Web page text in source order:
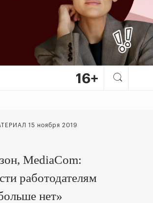
15 ноября 2019
MediaCom:
работодателям
нет»